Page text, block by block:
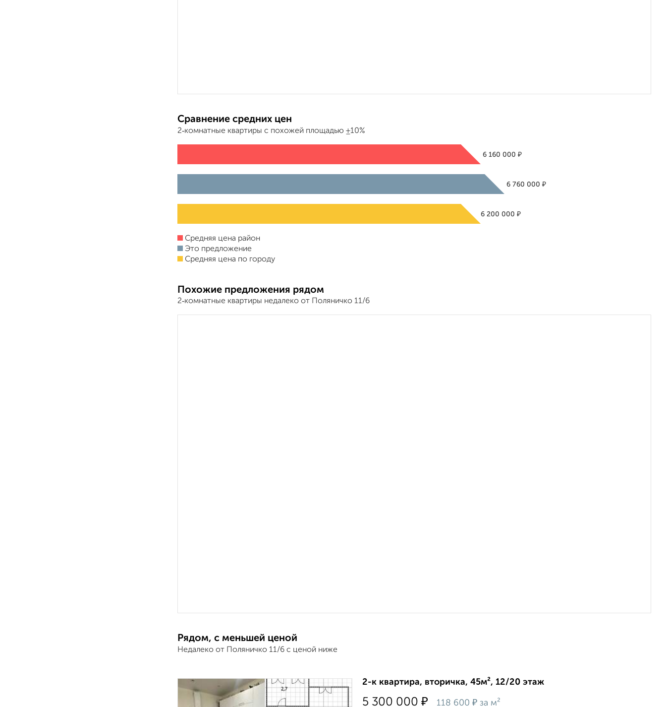
Сравнение средних цен
2‑комнатные квартиры с похожей площадью ±10%
6 160 000₽
6 760 000₽
6 200 000₽
Средняя цена район
Это предложение
Средняя цена по городу
Похожие предложения рядом
2‑комнатные квартиры недалеко от Поляничко 11/6
Рядом, с меньшей ценой
Недалеко от Поляничко 11/6 с ценой ниже
2-к квартира, вторичка, 45м², 12/20 этаж
5 300 000 ₽ 118 600 ₽ за м²